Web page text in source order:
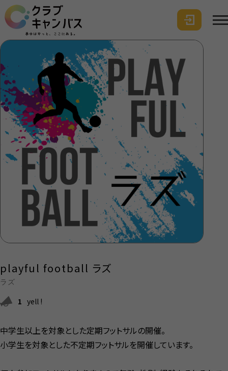
playful football ラズ
ラズ
1 yell !
中学生以上を対象とした定期フットサルの開催。
小学生を対象とした不定期フットサルを開催しています。